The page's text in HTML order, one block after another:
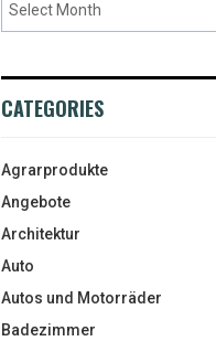
CATEGORIES
Agrarprodukte
Angebote
Architektur
Auto
Autos und Motorräder
Badezimmer